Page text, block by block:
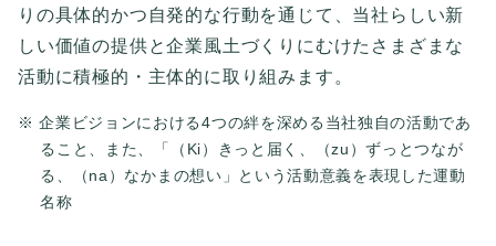
りの具体的かつ自発的な行動を通じて、当社らしい新
しい価値の提供と企業風土づくりにむけたさまざまな
活動に積極的・主体的に取り組みます。
※ 企業ビジョンにおける4つの絆を深める当社独自の活動であ
ること、また、「（Ki）きっと届く、（zu）ずっとつなが
る、（na）なかまの想い」という活動意義を表現した運動
名称